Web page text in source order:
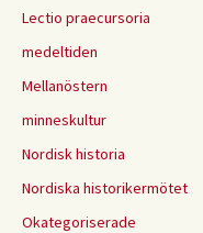
Lectio praecursoria
medeltiden
Mellanöstern
minneskultur
Nordisk historia
Nordiska historikermötet
Okategoriserade